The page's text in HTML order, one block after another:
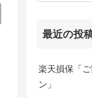
最近の投
楽天損保「
ン」